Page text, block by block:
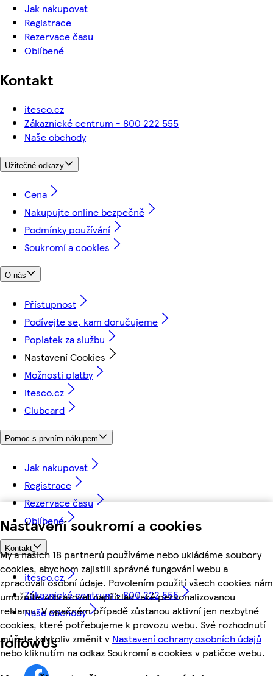
Nastavení soukromí a cookies
My a našich 18 partnerů používáme nebo ukládáme soubory
cookies, abychom zajistili správné fungování webu a
zpracovali osobní údaje. Povolením použití všech cookies nám
umožníte zobrazovat například také personalizovanou
reklamu. V opačném případě zůstanou aktivní jen nezbytné
cookies, které potřebujeme k provozu webu. Své rozhodnutí
můžete kdykoliv změnit v Nastavení ochrany osobních údajů
nebo kliknutím na odkaz Soukromí a cookies v patičce webu.
Jak nakupovat
Registrace
Rezervace času
Oblíbené
Kontakt
itesco.cz
Zákaznické centrum - 800 222 555
Naše obchody
Užitečné odkazy
Cena
Nakupujte online bezpečně
Podmínky používání
Soukromí a cookies
O nás
Přístupnost
Podívejte se, kam doručujeme
Poplatek za službu
Nastavení Cookies
Možnosti platby
itesco.cz
Clubcard
Pomoc s prvním nákupem
Jak nakupovat
Registrace
Rezervace času
Oblíbené
Kontakt
itesco.cz
Zákaznické centrum - 800 222 555
Naše obchody
followUs